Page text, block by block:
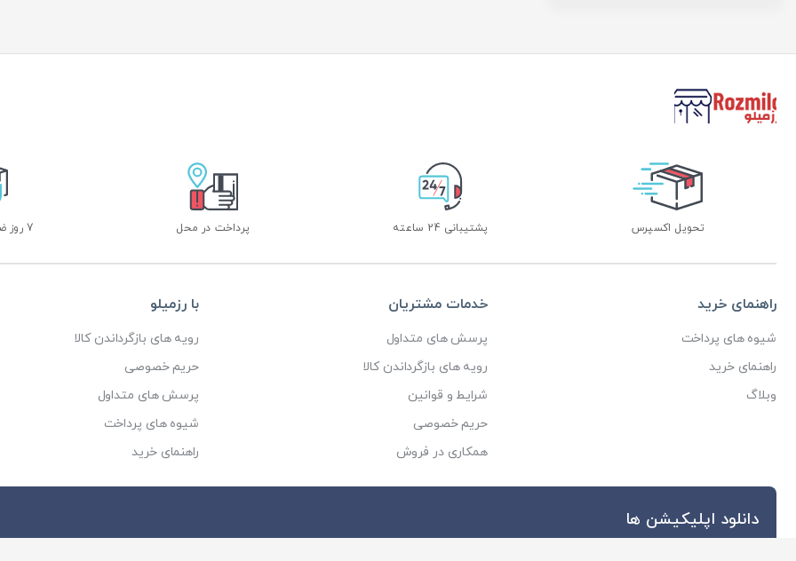
تحویل اکسپرس پشتیبانی 24 ساعته پرداخت در محل 7 روز ضمانت بازگشت
راهنمای خرید
شیوه های پرداخت
راهنمای خرید
وبلاگ
خدمات مشتریان
پرسش های متداول
رویه های بازگرداندن کالا
شرایط و قوانین
حریم خصوصی
همکاری در فروش
با رزمیلو
رویه های بازگرداندن کالا
حریم خصوصی
پرسش های متداول
شیوه های پرداخت
راهنمای خرید
دانلود اپلیکیشن ها